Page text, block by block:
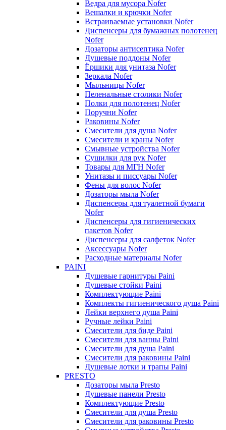
Ведра для мусора Nofer
Вешалки и крючки Nofer
Встраиваемые установки Nofer
Диспенсеры для бумажных полотенец
Nofer
Дозаторы антисептика Nofer
Душевые поддоны Nofer
Ёршики для унитаза Nofer
Зеркала Nofer
Мыльницы Nofer
Пеленальные столики Nofer
Полки для полотенец Nofer
Поручни Nofer
Раковины Nofer
Смесители для душа Nofer
Смесители и краны Nofer
Смывные устройства Nofer
Сушилки для рук Nofer
Товары для МГН Nofer
Унитазы и писсуары Nofer
Фены для волос Nofer
Дозаторы мыла Nofer
Диспенсеры для туалетной бумаги
Nofer
Диспенсеры для гигиенических
пакетов Nofer
Диспенсеры для салфеток Nofer
Аксессуары Nofer
Расходные материалы Nofer
PAINI
Душевые гарнитуры Paini
Душевые стойки Paini
Комплектующие Paini
Комплекты гигиенического душа Paini
Лейки верхнего душа Paini
Ручные лейки Paini
Смесители для биде Paini
Смесители для ванны Paini
Смесители для душа Paini
Смесители для раковины Paini
Душевые лотки и трапы Paini
PRESTO
Дозаторы мыла Presto
Душевые панели Presto
Комплектующие Presto
Смесители для душа Presto
Смесители для раковины Presto